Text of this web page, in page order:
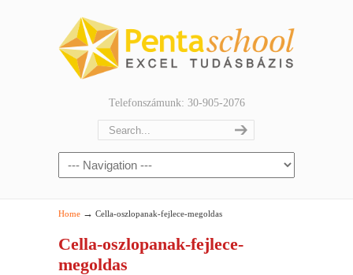
Telefonszámunk: 30-905-2076
Home → Cella-oszlopanak-fejlece-megoldas
Cella-oszlopanak-fejlece-
megoldas